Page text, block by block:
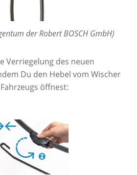
der Robert BOSCH GmbH)
Verriegelung des neuen
Du den Hebel vom Wischer
öffnest: